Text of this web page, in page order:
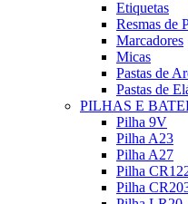
Etiquetas
Resmas de
Marcadores
Micas
Pastas de
Pastas de
PILHAS E
Pilha 9V
Pilha A23
Pilha A27
Pilha
Pilha